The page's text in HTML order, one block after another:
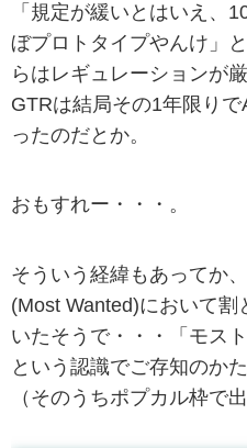
「規定が緩いとはいえ、
ぼプロトタイプやんけ」
らはレギュレーションが
GTRは結局その1年限り
ったのだとか。
おもすれー・・・。
そういう経緯もあってか
(Most Wanted)において
いたそうで・・・「モス
という認識でご存知のか
（そのうちポプカル枠で